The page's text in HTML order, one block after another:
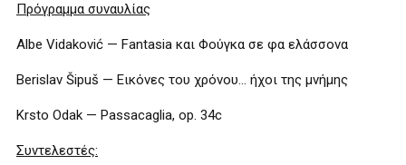
Πρόγραμμα συναυλίας
Albe Vidaković — Fantasia και Φούγκα σε φα ελάσσονα
Berislav Šipuš — Εικόνες του χρόνου… ήχοι της μνήμης
Krsto Odak — Passacaglia, op. 34c
Συντελεστές: